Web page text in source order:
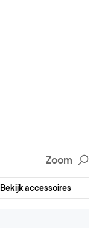
Zoom
Bekijk accessoires